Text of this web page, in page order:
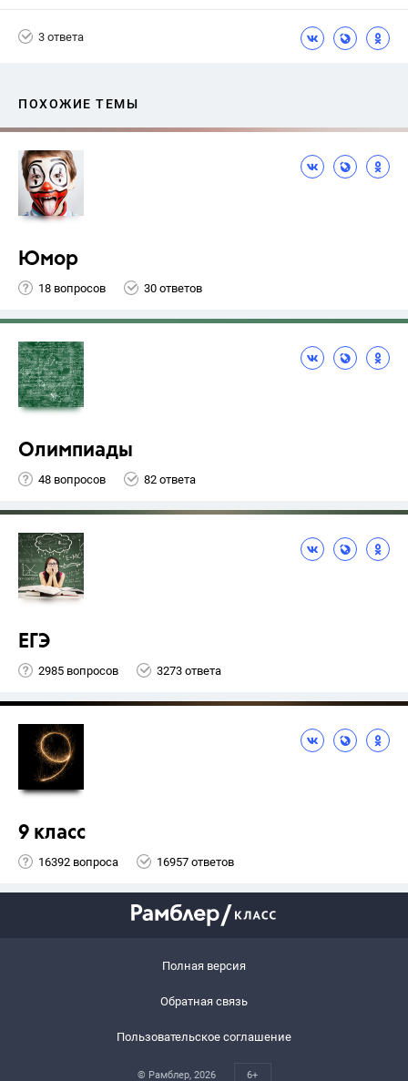
3 ответа
ПОХОЖИЕ ТЕМЫ
Юмор
18 вопросов 30 ответов
Олимпиады
48 вопросов 82 ответа
ЕГЭ
2985 вопросов 3273 ответа
9 класс
16392 вопроса 16957 ответов
Полная версия
Обратная связь
Пользовательское соглашение
© Рамблер, 2026 6+